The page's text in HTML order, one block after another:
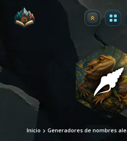
Mejorar
Inicio Generadores de nombres